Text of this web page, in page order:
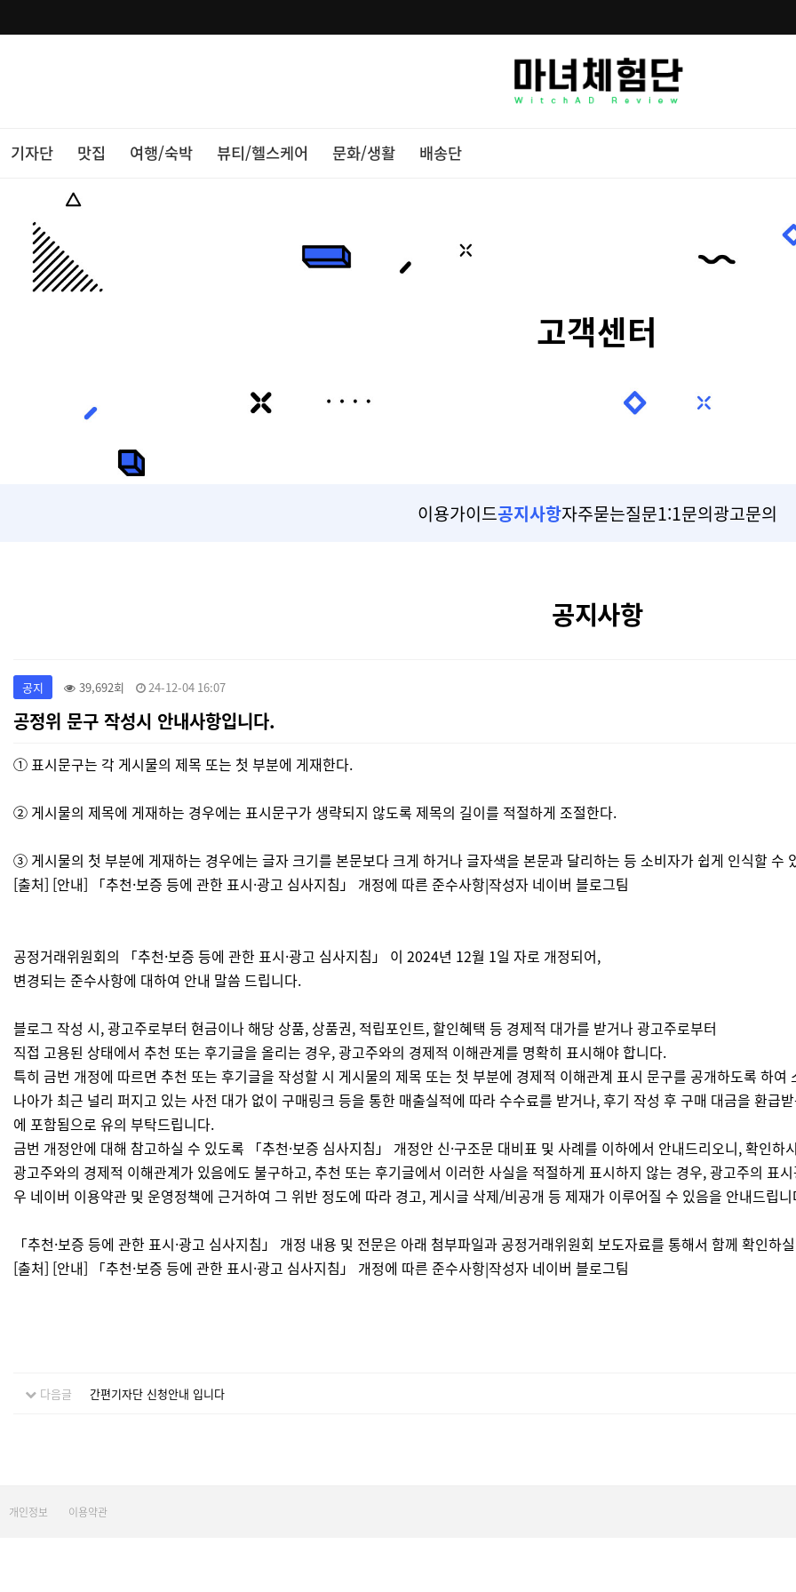
기자단 맛집 여행/숙박 뷰티/헬스케어 문화/생활 배송단
고객센터
이용가이드공지사항자주묻는질문1:1문의광고문의
공지사항
공지 39,692회 24-12-04 16:07
공정위 문구 작성시 안내사항입니다.
① 표시문구는 각 게시물의 제목 또는 첫 부분에 게재한다.
② 게시물의 제목에 게재하는 경우에는 표시문구가 생략되지 않도록 제목의 길이를 적절하게 조절한다.
③ 게시물의 첫 부분에 게재하는 경우에는 글자 크기를 본문보다 크게 하거나 글자색을 본문과 달리하는 등 소비자가 쉽게 인식할 수
[출처] [안내] 「추천·보증 등에 관한 표시·광고 심사지침」 개정에 따른 준수사항|작성자 네이버 블로그팀
공정거래위원회의 「추천·보증 등에 관한 표시·광고 심사지침」 이 2024년 12월 1일 자로 개정되어,
변경되는 준수사항에 대하여 안내 말씀 드립니다.
블로그 작성 시, 광고주로부터 현금이나 해당 상품, 상품권, 적립포인트, 할인혜택 등 경제적 대가를 받거나 광고주로부터
직접 고용된 상태​에서 추천 또는 후기글을 올리는 경우, 광고주와의 경제적 이해관계를 명확히 표시해야 합니다.
특히 금번 개정에 따르면 추천 또는 후기글을 작성할 시 게시물의 제목 또는 첫 부분에 경제적 이해관계 표시 문구를 공개하도록 하
나아가 최근 널리 퍼지고 있는 사전 대가 없이 구매링크 등을 통한 매출실적에 따라 수수료를 받거나, 후기 작성 후 구매 대금을 환급
에 포함됨으로 유의 부탁드립니다.
금번 개정안에 대해 참고하실 수 있도록 「추천·보증 심사지침」 개정안 신·구조문 대비표 및 사례를 이하에서 안내드리오니, 확인
광고주와의 경제적 이해관계가 있음에도 불구하고, 추천 또는 후기글에서 이러한 사실을 적절하게 표시하지 않는 경우, 광고주의 표
우 네이버 이용약관 및 운영정책에 근거하여 그 위반 정도에 따라 경고, 게시글 삭제/비공개 등 제재가 이루어질 수 있음을 안내드립
「추천·보증 등에 관한 표시·광고 심사지침」 개정 내용 및 전문은 아래 첨부파일과 공정거래위원회 보도자료를 통해서 함께 확인하
[출처] [안내] 「추천·보증 등에 관한 표시·광고 심사지침」 개정에 따른 준수사항|작성자 네이버 블로그팀
다음글 간편기자단 신청안내 입니다
개인정보 이용약관